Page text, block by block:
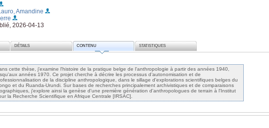
Amandine
2026-04-13
DÉTAILS CONTENU STATISTIQUES
cette thèse, j'examine l'histoire de la pratique belge de l'anthropologie à partir des années 1940,
années 1970. Ce projet cherche à décrire les processus d’autonomisation et de
de la discipline anthropologique, dans le sillage d'explorations scientifiques belges du
et du Ruanda-Urundi. Sur bases de recherches principalement archivistiques et de comparaisons
j'explore ainsi la genèse d'une première génération d'anthropologues de terrain à l'Institut
la Recherche Scientifique en Afrique Centrale [IRSAC].